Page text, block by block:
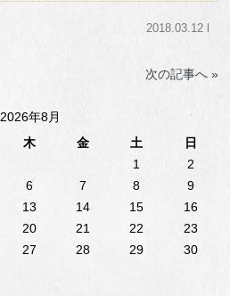
2018.03.12 l
次の記事へ »
2026年8月
木 金 土
日
1
2
6 7 8
9
13 14 15
16
20 21 22
23
27 28 29
30